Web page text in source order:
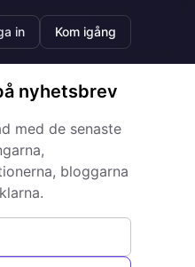
in Kom igång
nyhetsbrev
med de senaste
bloggarna